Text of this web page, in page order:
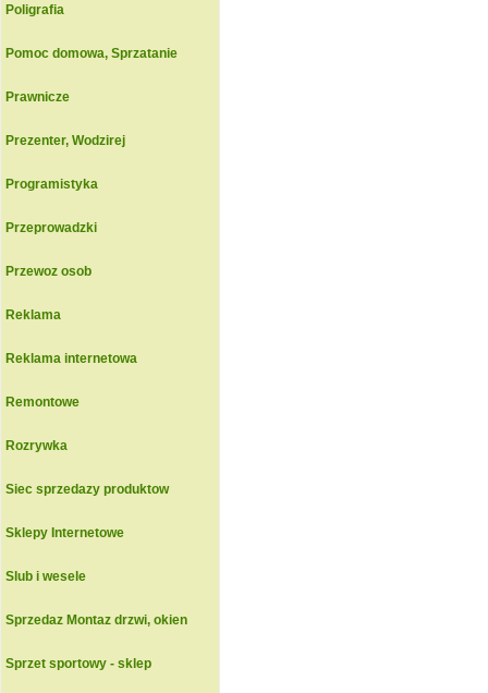
Poligrafia
Pomoc domowa, Sprzatanie
Prawnicze
Prezenter, Wodzirej
Programistyka
Przeprowadzki
Przewoz osob
Reklama
Reklama internetowa
Remontowe
Rozrywka
Siec sprzedazy produktow
Sklepy Internetowe
Slub i wesele
Sprzedaz Montaz drzwi, okien
Sprzet sportowy - sklep